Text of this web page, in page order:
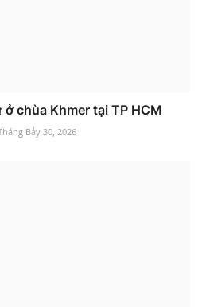
chùa Khmer tại TP HCM
Bảy 30, 2026